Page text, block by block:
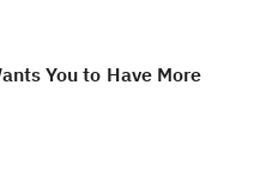
You to Have More